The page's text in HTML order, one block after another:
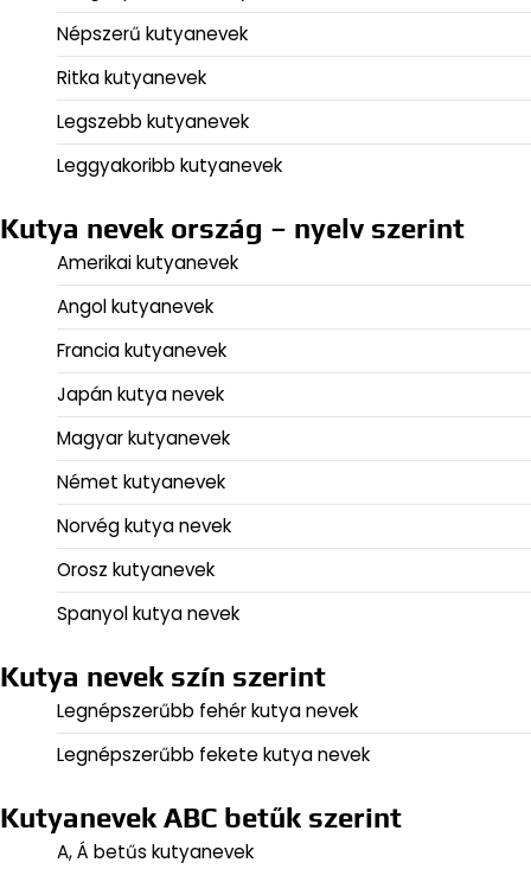
Népszerű kutyanevek
Ritka kutyanevek
Legszebb kutyanevek
Leggyakoribb kutyanevek
Kutya nevek ország – nyelv szerint
Amerikai kutyanevek
Angol kutyanevek
Francia kutyanevek
Japán kutya nevek
Magyar kutyanevek
Német kutyanevek
Norvég kutya nevek
Orosz kutyanevek
Spanyol kutya nevek
Kutya nevek szín szerint
Legnépszerűbb fehér kutya nevek
Legnépszerűbb fekete kutya nevek
Kutyanevek ABC betűk szerint
A, Á betűs kutyanevek